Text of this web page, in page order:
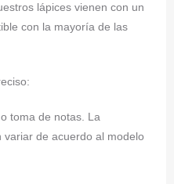
lápices vienen con un
con la mayoría de las
toma de notas. La
de acuerdo al modelo